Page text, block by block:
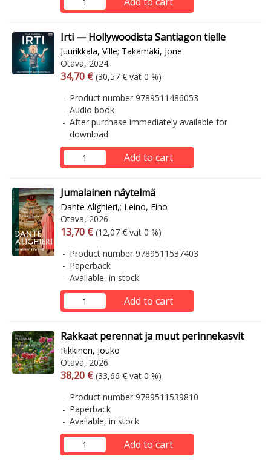
Irti — Hollywoodista Santiagon tielle
Juurikkala, Ville; Takamäki, Jone
Otava, 2024
Arvonlisäverollinen hinta
34,70 € Excl. vat
(30,57 € vat 0 %)
Product number 9789511486053
Audio book
After purchase immediately available for
download
Add to cart
Jumalainen näytelmä
Dante Alighieri,; Leino, Eino
Otava, 2026
Arvonlisäverollinen hinta
13,70 € Excl. vat
(12,07 € vat 0 %)
Product number 9789511537403
Paperback
Available, in stock
Add to cart
Rakkaat perennat ja muut perinnekasvit
Rikkinen, Jouko
Otava, 2026
Arvonlisäverollinen hinta
38,20 € Excl. vat
(33,66 € vat 0 %)
Product number 9789511539810
Paperback
Available, in stock
Add to cart